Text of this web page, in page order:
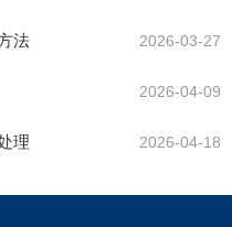
2026-03-27
法
2026-04-09
2026-04-18
理